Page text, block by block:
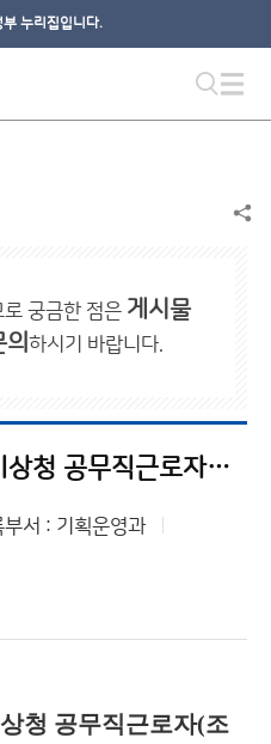
누리집입니다.
궁금한 점은 게시물
하시기 바랍니다.
2026년도 강원지방기상청 공무직근로자(조리원) 채용 최종합격자 공고
부서 : 기획운영과
청 공무직근로자(조